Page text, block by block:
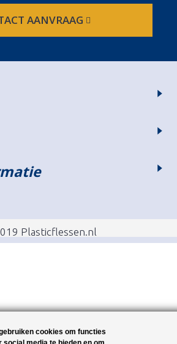
AANVRAAG
Plasticflessen.nl
cookies om functies